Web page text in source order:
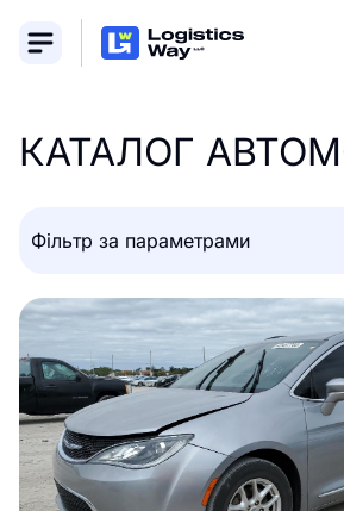
КАТАЛОГ
Фільтр за параметрами